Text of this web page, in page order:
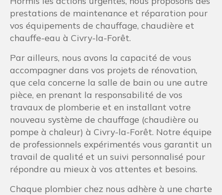
prestations de maintenance et réparation pour
vos équipements de chauffage, chaudière et
chauffe-eau à Civry-la-Forêt.
Par ailleurs, nous avons la capacité de vous
accompagner dans vos projets de rénovation,
que cela concerne la salle de bain ou une autre
pièce, en prenant la responsabilité de vos
travaux de plomberie et en installant votre
nouveau système de chauffage (chaudière ou
pompe à chaleur) à Civry-la-Forêt. Notre équipe
de professionnels expérimentés vous garantit un
travail de qualité et un suivi personnalisé pour
répondre au mieux à vos attentes et besoins.
Chaque plombier chez nous adhère à une charte